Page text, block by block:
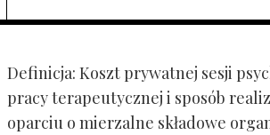
Definicja: Koszt prywatnej sesji
pracy terapeutycznej i sposób
oparciu o mierzalne składowe